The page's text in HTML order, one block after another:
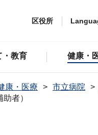
区役所
・教育 健康・
康・医療 市立病院
者）